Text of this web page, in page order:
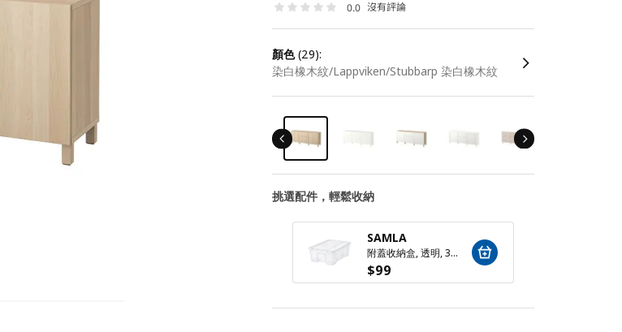
0.0 沒有評論
顏色(29):
染白橡木紋/Lappviken/Stubbarp 染白橡木紋
挑選配件，輕鬆收納
SAMLA
附蓋收納盒, 透明, 39x28x14 公分/11 公升
$99